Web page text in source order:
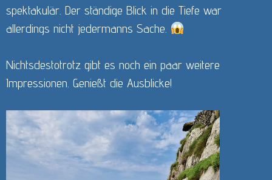
spektakulär. Der ständige Blick in die Tiefe war
allerdings nicht jedermanns Sache.
Nichtsdestotrotz gibt es noch ein paar weitere
Impressionen. Genießt die Ausblicke!